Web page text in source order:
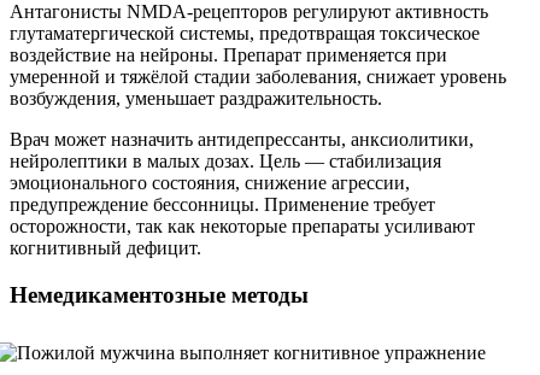
Антагонисты NMDA-рецепторов регулируют активность
глутаматергической системы, предотвращая токсическое
воздействие на нейроны. Препарат применяется при
умеренной и тяжёлой стадии заболевания, снижает уровень
возбуждения, уменьшает раздражительность.
Врач может назначить антидепрессанты, анксиолитики,
нейролептики в малых дозах. Цель — стабилизация
эмоционального состояния, снижение агрессии,
предупреждение бессонницы. Применение требует
осторожности, так как некоторые препараты усиливают
когнитивный дефицит.
Немедикаментозные методы